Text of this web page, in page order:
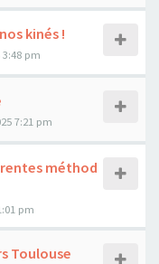
kinés !
3:48 pm
7:21 pm
méthod
pm
Toulouse